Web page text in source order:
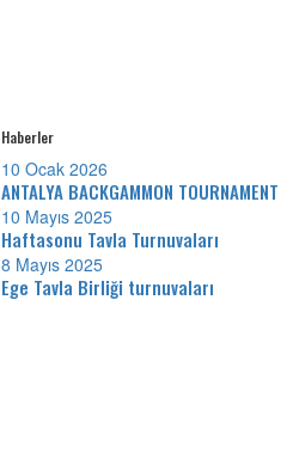
Haberler
10 Ocak 2026
ANTALYA BACKGAMMON TOURNAMENT
10 Mayıs 2025
Haftasonu Tavla Turnuvaları
8 Mayıs 2025
Ege Tavla Birliği turnuvaları